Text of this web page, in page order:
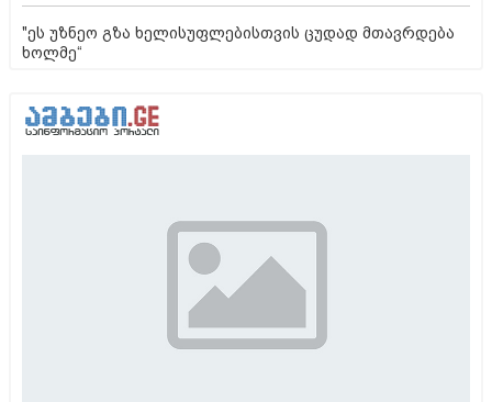
"ეს უზნეო გზა ხელისუფლებისთვის ცუდად მთავრდება
ხოლმე“